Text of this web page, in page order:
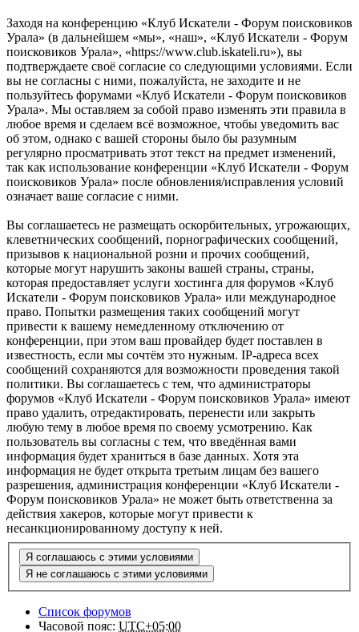
Заходя на конференцию «Клуб Искатели - Форум поисковиков
Урала» (в дальнейшем «мы», «наш», «Клуб Искатели - Форум
поисковиков Урала», «https://www.club.iskateli.ru»), вы
подтверждаете своё согласие со следующими условиями. Если
вы не согласны с ними, пожалуйста, не заходите и не
пользуйтесь форумами «Клуб Искатели - Форум поисковиков
Урала». Мы оставляем за собой право изменять эти правила в
любое время и сделаем всё возможное, чтобы уведомить вас
об этом, однако с вашей стороны было бы разумным
регулярно просматривать этот текст на предмет изменений,
так как использование конференции «Клуб Искатели - Форум
поисковиков Урала» после обновления/исправления условий
означает ваше согласие с ними.
Вы соглашаетесь не размещать оскорбительных, угрожающих,
клеветнических сообщений, порнографических сообщений,
призывов к национальной розни и прочих сообщений,
которые могут нарушить законы вашей страны, страны,
которая предоставляет услуги хостинга для форумов «Клуб
Искатели - Форум поисковиков Урала» или международное
право. Попытки размещения таких сообщений могут
привести к вашему немедленному отключению от
конференции, при этом ваш провайдер будет поставлен в
известность, если мы сочтём это нужным. IP-адреса всех
сообщений сохраняются для возможности проведения такой
политики. Вы соглашаетесь с тем, что администраторы
форумов «Клуб Искатели - Форум поисковиков Урала» имеют
право удалить, отредактировать, перенести или закрыть
любую тему в любое время по своему усмотрению. Как
пользователь вы согласны с тем, что введённая вами
информация будет храниться в базе данных. Хотя эта
информация не будет открыта третьим лицам без вашего
разрешения, администрация конференции «Клуб Искатели -
Форум поисковиков Урала» не может быть ответственна за
действия хакеров, которые могут привести к
несанкционированному доступу к ней.
Список форумов
Часовой пояс: UTC+05:00